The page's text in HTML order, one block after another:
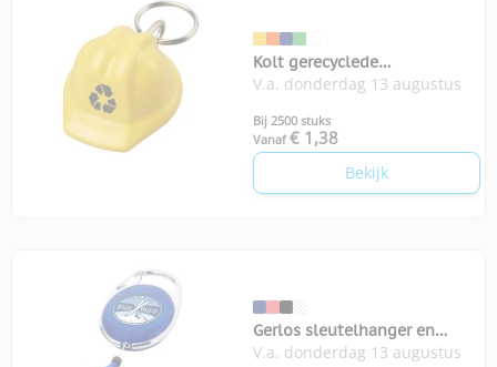
Kolt gerecyclede
sleutelhanger helm
V.a. donderdag 13 augustus
Bij 2500 stuks
Vanaf € 1,38
Bekijk
Gerlos sleutelhanger en
rollerclip
V.a. donderdag 13 augustus